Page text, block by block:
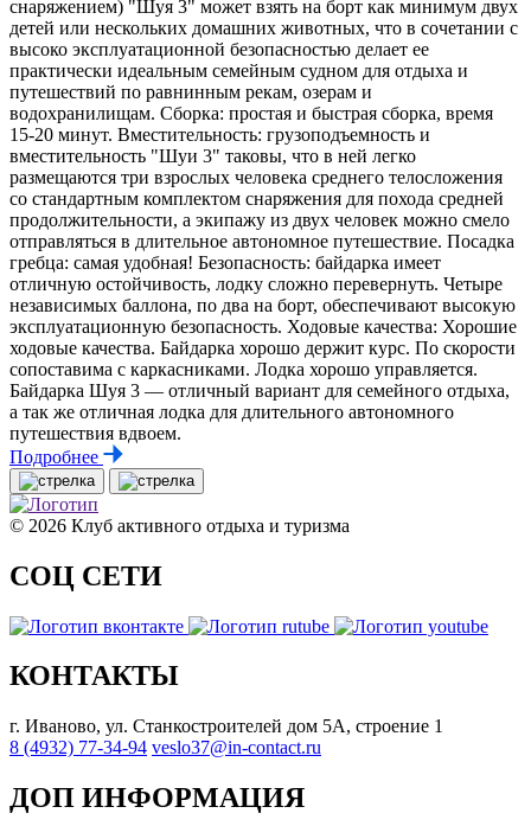
снаряжением) "Шуя 3" может взять на борт как минимум двух
детей или нескольких домашних животных, что в сочетании с
высоко эксплуатационной безопасностью делает ее
практически идеальным семейным судном для отдыха и
путешествий по равнинным рекам, озерам и
водохранилищам. Сборка: простая и быстрая сборка, время
15-20 минут. Вместительность: грузоподъемность и
вместительность "Шуи 3" таковы, что в ней легко
размещаются три взрослых человека среднего телосложения
со стандартным комплектом снаряжения для похода средней
продолжительности, а экипажу из двух человек можно смело
отправляться в длительное автономное путешествие. Посадка
гребца: самая удобная! Безопасность: байдарка имеет
отличную остойчивость, лодку сложно перевернуть. Четыре
независимых баллона, по два на борт, обеспечивают высокую
эксплуатационную безопасность. Ходовые качества: Хорошие
ходовые качества. Байдарка хорошо держит курс. По скорости
сопоставима с каркасниками. Лодка хорошо управляется.
Байдарка Шуя 3 — отличный вариант для семейного отдыха,
а так же отличная лодка для длительного автономного
путешествия вдвоем.
Подробнее
© 2026 Клуб активного отдыха и туризма
СОЦ СЕТИ
КОНТАКТЫ
г. Иваново, ул. Станкостроителей дом 5А, строение 1
8 (4932) 77-34-94 veslo37@in-contact.ru
ДОП ИНФОРМАЦИЯ